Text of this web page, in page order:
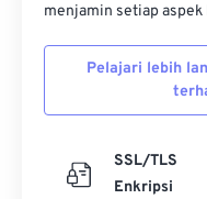
menjamin setiap aspek
Pelajari lebih
SSL/TLS
Enkripsi